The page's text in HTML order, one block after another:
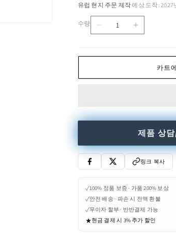
유럽 현지 주문 제작·예상 도착: 2027
수량
GALET
임
GALET
림
카트
제품 상
링크 복사
✓100% 정품 보증 · 가품 200% 보상
✓안전 배송 · 파손 시 전액 환불
✓무이자 할부 · 반반결제 가능
★현금 결제 시 3% 추가 할인